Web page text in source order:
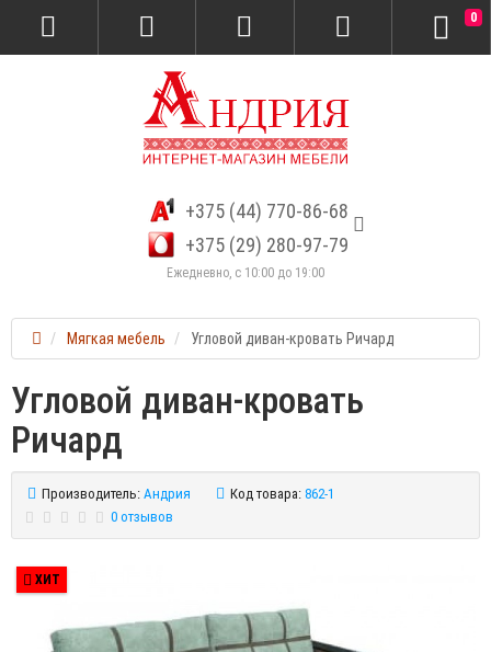
+375 (44) 770-86-68
+375 (29) 280-97-79
Ежедневно, с 10:00 до 19:00
0
Мягкая мебель Угловой диван-кровать Ричард
Угловой диван-кровать
Ричард
Производитель: Андрия Код товара: 862-1
0 отзывов
ХИТ